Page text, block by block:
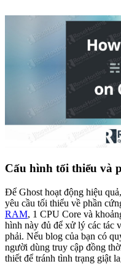
Cấu hình tối thiểu và
Để Ghost hoạt động hiệu
yêu cầu tối thiểu về phần
RAM, 1 CPU Core và
hình này đủ để xử lý các tác
phải. Nếu blog của bạn có
người dùng truy cập đồng
thiết để tránh tình trạng giật